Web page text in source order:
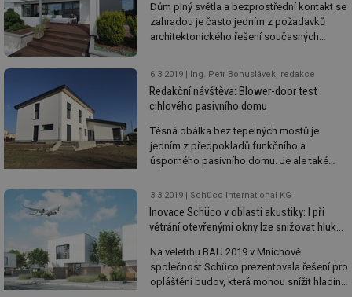
Dům plný světla a bezprostřední kontakt se
zahradou je často jedním z požadavků
architektonického řešení současných
systémy, které se uplatňují nejen v nové
výstavbě rodinných domů, ale čím dál více
také u bytových domů a rekonstrukcí.
6.3.2019 Ing. Petr Bohuslávek, redakce
Redakční návštěva: Blower-door test
cihlového pasivního domu
Těsná obálka bez tepelných mostů je
jedním z předpokladů funkčního a
úsporného pasivního domu. Je ale také
pasivní dům, která se ověřuje měřením na
dokončené stavbě.
3.3.2019 Schüco International KG
Inovace Schüco v oblasti akustiky: I při
větrání otevřenými okny lze snižovat hluk
Na veletrhu BAU 2019 v Mnichově
společnost Schüco prezentovala řešení pro
opláštění budov, která mohou snížit hladinu